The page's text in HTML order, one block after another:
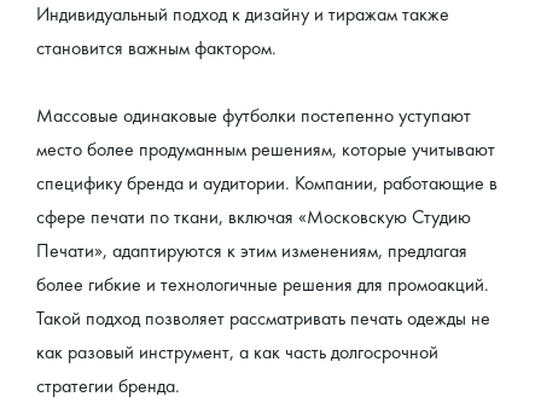
Индивидуальный подход к дизайну и тиражам также
становится важным фактором.
Массовые одинаковые футболки постепенно уступают
место более продуманным решениям, которые учитывают
специфику бренда и аудитории. Компании, работающие в
сфере печати по ткани, включая «Московскую Студию
Печати», адаптируются к этим изменениям, предлагая
более гибкие и технологичные решения для промоакций.
Такой подход позволяет рассматривать печать одежды не
как разовый инструмент, а как часть долгосрочной
стратегии бренда.